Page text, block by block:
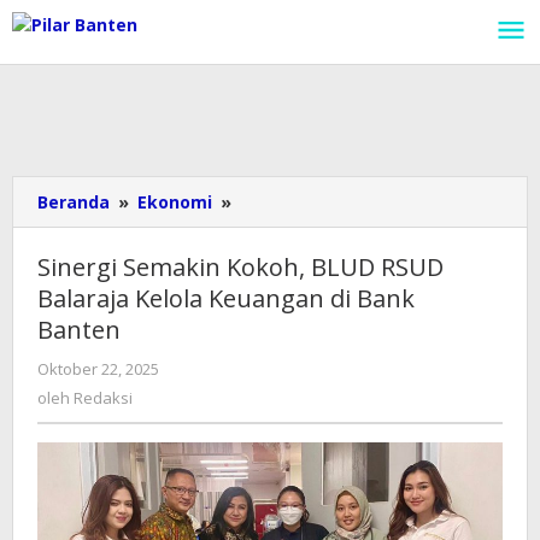
Lewati
ke
konten
Beranda » Ekonomi »
Semakin
Kokoh,
BLUD
RSUD
Bank
Banten
Sinergi Semakin Kokoh, BLUD RSUD
Balaraja Kelola Keuangan di Bank
Banten
Oktober 22, 2025
oleh Redaksi